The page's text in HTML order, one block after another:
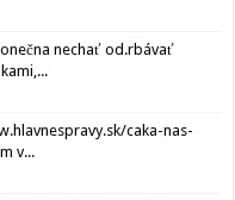
nechať od.rbávať
caka-nas-
v...